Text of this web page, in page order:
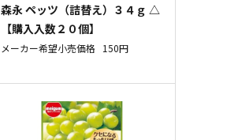
森永 ペッツ（詰替え）３４ｇ △
【購入入数２０個】
メーカー希望小売価格 150円